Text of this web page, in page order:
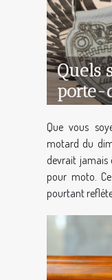
Quels
porte-
Que vous
motard du
devrait jamais
pour moto.
pourtant